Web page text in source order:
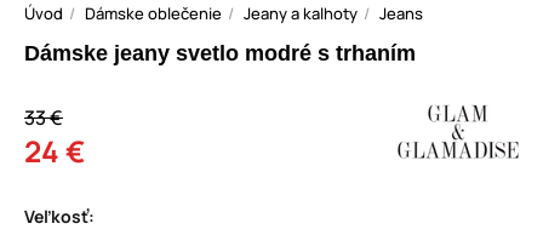
Úvod Dámske oblečenie Jeany a kalhoty Jeans
Dámske jeany svetlo modré s trhaním
33 €
24 €
Veľkosť: